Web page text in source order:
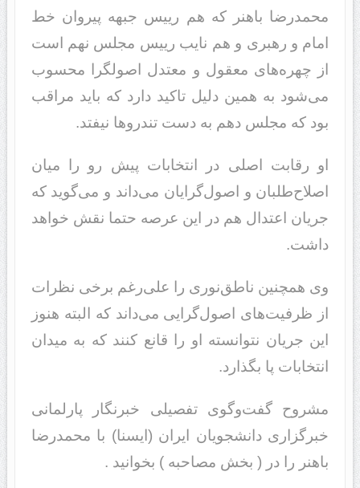
محمدرضا باهنر که هم رییس جبهه پیروان خط
امام و رهبری و هم نایب رییس مجلس نهم است
از چهره‌های معقول و معتدل اصولگرا محسوب
می‌شود به همین دلیل تاکید دارد که باید مراقب
بود که مجلس دهم به دست تندروها نیفتد.
او رقابت اصلی در انتخابات پیش رو را میان
اصلاح‌طلبان و اصول‌گرایان می‌داند و می‌گوید که
جریان اعتدال هم در این عرصه حتما نقش خواهد
داشت.
وی همچنین ناطق‌نوری را علی‌رغم برخی نظرات
از ظرفیت‌های اصول‌گرایی می‌داند که البته هنوز
این جریان نتوانسته‌ او را قانع‌ کنند که به میدان
انتخابات پا بگذارد.
مشروح گفت‌وگوی تفصیلی خبرنگار پارلمانی
خبرگزاری دانشجویان ایران (ایسنا) با محمدرضا
باهنر را در ( بخش مصاحبه ) بخوانید .